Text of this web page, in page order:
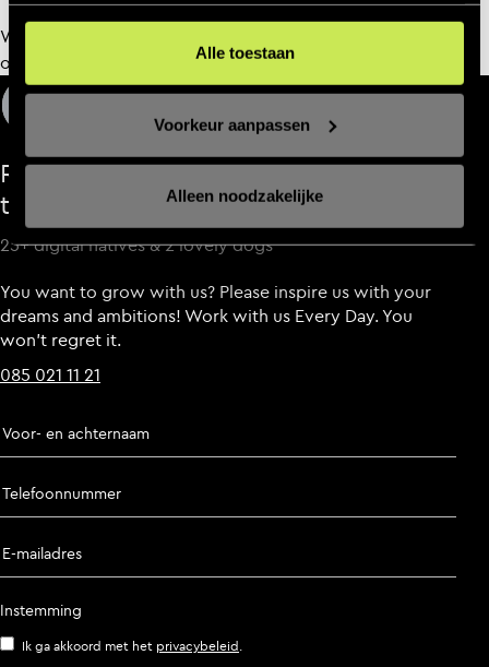
Alle toestaan
Voorkeur aanpassen
Alleen noodzakelijke
Wil jij meer weten over een chatfunctie? Neem
op met onze professionals.
Ready to make impact? Let’s get in
touch
25+ digital natives & 2 lovely dogs
You want to grow with us? Please inspire us with your
dreams and ambitions! Work with us Every Day. You
won’t regret it.
085 021 11 21
Voor- en achternaam
Telefoonnummer
E-mailadres
Instemming
Ik ga akkoord met het privacybeleid